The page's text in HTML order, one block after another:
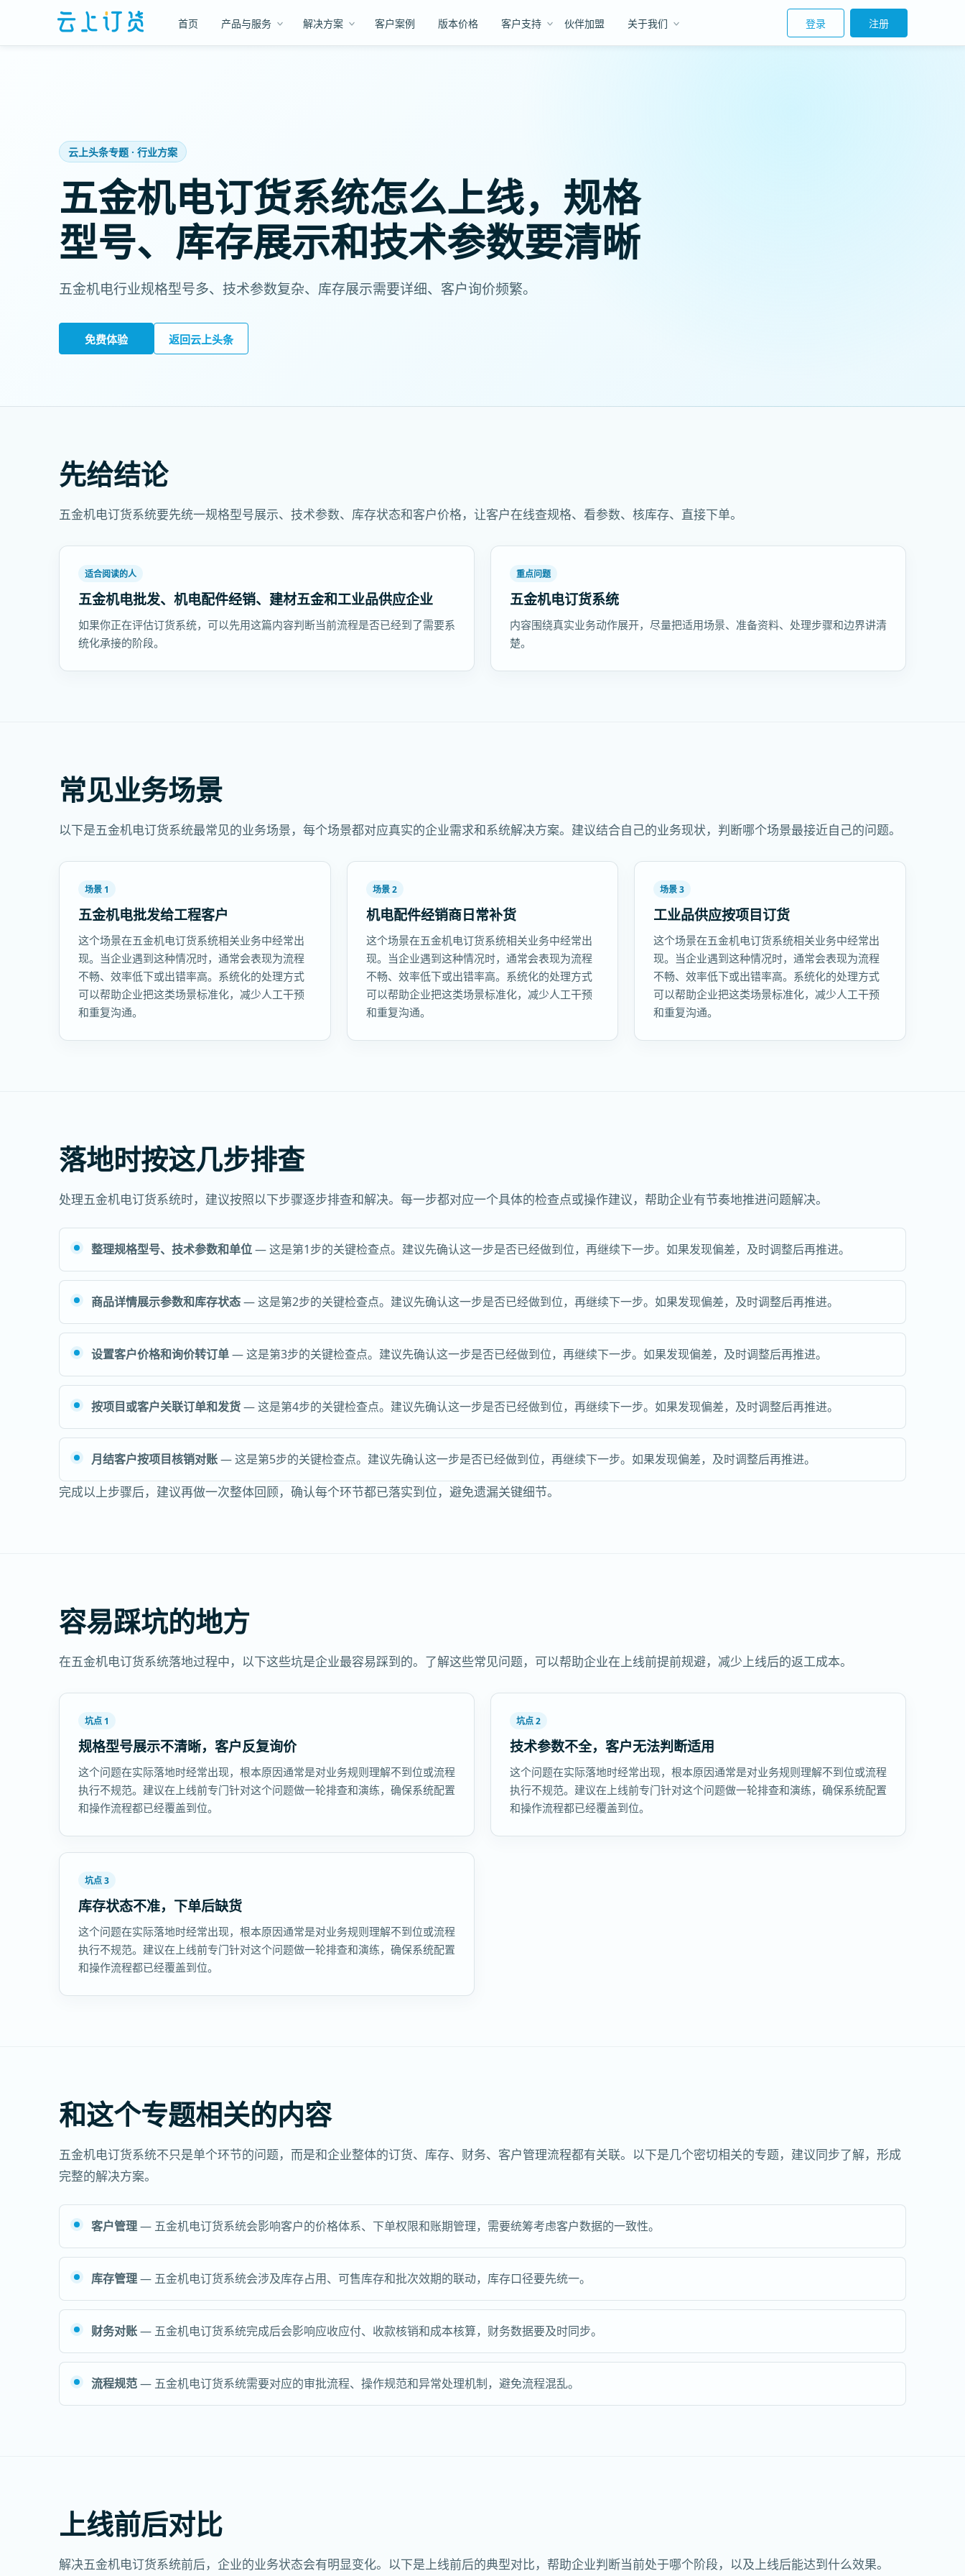
首页 产品与服务 解决方案 客户案例 版本价格 客户支持 伙伴加盟 关于我们 登录 注册
云上头条专题 · 行业方案
五金机电订货系统怎么上线，规格
型号、库存展示和技术参数要清晰
五金机电行业规格型号多、技术参数复杂、库存展示需要详细、客户询价频繁。
免费体验 返回云上头条
先给结论
五金机电订货系统要先统一规格型号展示、技术参数、库存状态和客户价格，让客户在线查规格、看参数、核库存、直接下单。
适合阅读的人
五金机电批发、机电配件经销、建材五金和工业品供应企业
如果你正在评估订货系统，可以先用这篇内容判断当前流程是否已经到了需要系
统化承接的阶段。
重点问题
五金机电订货系统
内容围绕真实业务动作展开，尽量把适用场景、准备资料、处理步骤和边界讲清
楚。
常见业务场景
以下是五金机电订货系统最常见的业务场景，每个场景都对应真实的企业需求和系统解决方案。建议结合自己的业务现状，判断哪个场景最接近自己的问题。
场景 1
五金机电批发给工程客户
这个场景在五金机电订货系统相关业务中经常出
现。当企业遇到这种情况时，通常会表现为流程
不畅、效率低下或出错率高。系统化的处理方式
可以帮助企业把这类场景标准化，减少人工干预
和重复沟通。
场景 2
机电配件经销商日常补货
这个场景在五金机电订货系统相关业务中经常出
现。当企业遇到这种情况时，通常会表现为流程
不畅、效率低下或出错率高。系统化的处理方式
可以帮助企业把这类场景标准化，减少人工干预
和重复沟通。
场景 3
工业品供应按项目订货
这个场景在五金机电订货系统相关业务中经常出
现。当企业遇到这种情况时，通常会表现为流程
不畅、效率低下或出错率高。系统化的处理方式
可以帮助企业把这类场景标准化，减少人工干预
和重复沟通。
落地时按这几步排查
处理五金机电订货系统时，建议按照以下步骤逐步排查和解决。每一步都对应一个具体的检查点或操作建议，帮助企业有节奏地推进问题解决。
整理规格型号、技术参数和单位— 这是第1步的关键检查点。建议先确认这一步是否已经做到位，再继续下一步。如果发现偏差，及时调整后再推进。
商品详情展示参数和库存状态— 这是第2步的关键检查点。建议先确认这一步是否已经做到位，再继续下一步。如果发现偏差，及时调整后再推进。
设置客户价格和询价转订单— 这是第3步的关键检查点。建议先确认这一步是否已经做到位，再继续下一步。如果发现偏差，及时调整后再推进。
按项目或客户关联订单和发货— 这是第4步的关键检查点。建议先确认这一步是否已经做到位，再继续下一步。如果发现偏差，及时调整后再推进。
月结客户按项目核销对账— 这是第5步的关键检查点。建议先确认这一步是否已经做到位，再继续下一步。如果发现偏差，及时调整后再推进。
完成以上步骤后，建议再做一次整体回顾，确认每个环节都已落实到位，避免遗漏关键细节。
容易踩坑的地方
在五金机电订货系统落地过程中，以下这些坑是企业最容易踩到的。了解这些常见问题，可以帮助企业在上线前提前规避，减少上线后的返工成本。
坑点 1
规格型号展示不清晰，客户反复询价
这个问题在实际落地时经常出现，根本原因通常是对业务规则理解不到位或流程
执行不规范。建议在上线前专门针对这个问题做一轮排查和演练，确保系统配置
和操作流程都已经覆盖到位。
坑点 2
技术参数不全，客户无法判断适用
这个问题在实际落地时经常出现，根本原因通常是对业务规则理解不到位或流程
执行不规范。建议在上线前专门针对这个问题做一轮排查和演练，确保系统配置
和操作流程都已经覆盖到位。
坑点 3
库存状态不准，下单后缺货
这个问题在实际落地时经常出现，根本原因通常是对业务规则理解不到位或流程
执行不规范。建议在上线前专门针对这个问题做一轮排查和演练，确保系统配置
和操作流程都已经覆盖到位。
和这个专题相关的内容
五金机电订货系统不只是单个环节的问题，而是和企业整体的订货、库存、财务、客户管理流程都有关联。以下是几个密切相关的专题，建议同步了解，形成
完整的解决方案。
客户管理— 五金机电订货系统会影响客户的价格体系、下单权限和账期管理，需要统筹考虑客户数据的一致性。
库存管理— 五金机电订货系统会涉及库存占用、可售库存和批次效期的联动，库存口径要先统一。
财务对账— 五金机电订货系统完成后会影响应收应付、收款核销和成本核算，财务数据要及时同步。
流程规范— 五金机电订货系统需要对应的审批流程、操作规范和异常处理机制，避免流程混乱。
上线前后对比
解决五金机电订货系统前后，企业的业务状态会有明显变化。以下是上线前后的典型对比，帮助企业判断当前处于哪个阶段，以及上线后能达到什么效果。